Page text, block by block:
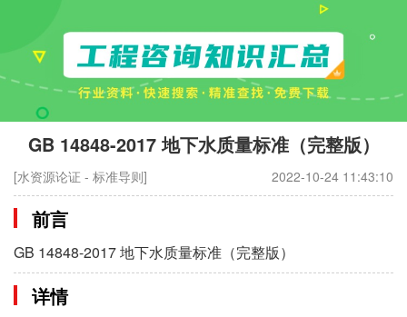
GB 14848-2017 地下水质量标准（完整版）
[水资源论证 - 标准导则] 2022-10-24 11:43:10
前言
GB 14848-2017 地下水质量标准（完整版）
详情